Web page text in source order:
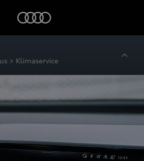
> Klimaservice